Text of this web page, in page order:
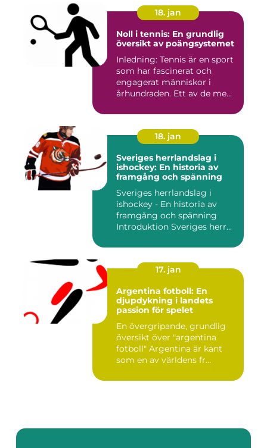
18. jan
Noll i tennis: En grundlig
översikt av poängsystemet
Inledning: Tennis är en sport
som har fascinerat och
engagerat människor i
århundraden. Ett av de me...
18. jan
Sveriges herrlandslag i
ishockey: En historia av
framgång och spänning
Sveriges herrlandslag i
ishockey - En historia av
framgång och spänning
Introduktion Sveriges herr...
17. jan
Argentina fotboll: En
djupdykning i landets
passion för spelet
En övergripande, grundlig
översikt över "argentina
fotboll" Argentina är känt
som en av världens fr...